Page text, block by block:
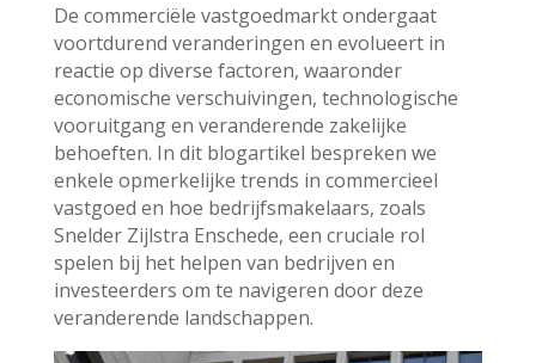
De commerciële vastgoedmarkt ondergaat
voortdurend veranderingen en evolueert in
reactie op diverse factoren, waaronder
economische verschuivingen, technologische
vooruitgang en veranderende zakelijke
behoeften. In dit blogartikel bespreken we
enkele opmerkelijke trends in commercieel
vastgoed en hoe bedrijfsmakelaars, zoals
Snelder Zijlstra Enschede, een cruciale rol
spelen bij het helpen van bedrijven en
investeerders om te navigeren door deze
veranderende landschappen.